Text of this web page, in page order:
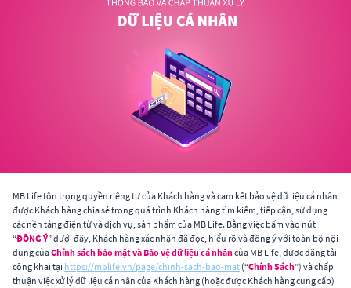
An unexpected error has occurred
MB Life tôn trọng quyền riêng tư của Khách hàng và cam kết bảo vệ dữ liệu cá nhân
được Khách hàng chia sẻ trong quá trình Khách hàng tìm kiếm, tiếp cận, sử dụng
các nền tảng điện tử và dịch vụ, sản phẩm của MB Life. Bằng việc bấm vào nút
“ĐỒNG Ý” dưới đây, Khách hàng xác nhận đã đọc, hiểu rõ và đồng ý với toàn bộ nội
dung củaChính sách bảo mật và Bảo vệ dữ liệu cá nhâncủa MB Life, được đăng tải
công khai tại https://mblife.vn/page/chinh-sach-bao-mat (“Chính Sách”) và chấp
thuận việc xử lý dữ liệu cá nhân của Khách hàng (hoặc được Khách hàng cung cấp)